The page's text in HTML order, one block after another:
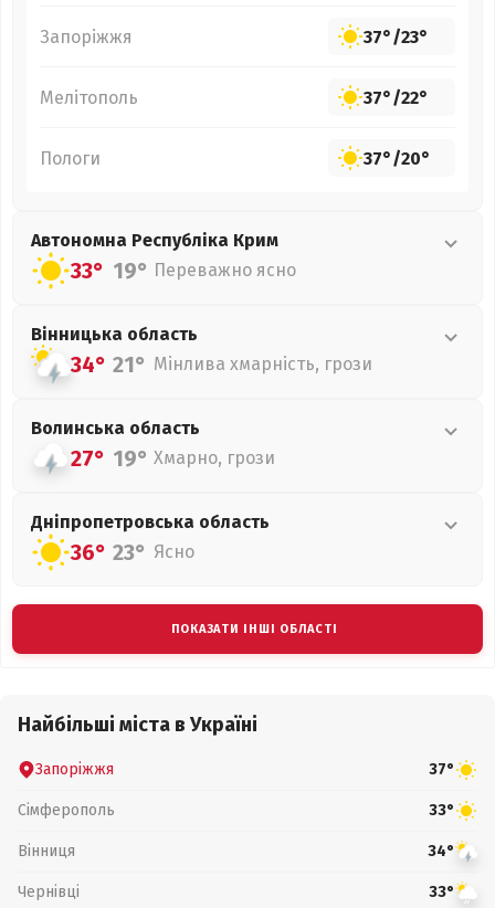
Запоріжжя 37°/23°
Мелітополь 37°/22°
Пологи 37°/20°
Автономна Республіка Крим
33° 19° Переважно ясно
Вінницька область
34° 21° Мінлива хмарність, грози
Волинська область
27° 19° Хмарно, грози
Дніпропетровська область
36° 23° Ясно
ПОКАЗАТИ ІНШІ ОБЛАСТІ
Найбільші міста в Україні
Запоріжжя 37°
Сімферополь 33°
Вінниця 34°
Чернівці 33°